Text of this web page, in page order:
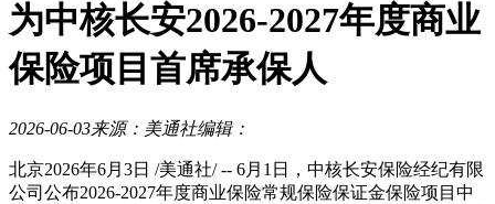
为中核长安2026-2027年度商业
保险项目首席承保人
2026-06-03来源：美通社编辑：
北京2026年6月3日 /美通社/ -- 6月1日，中核长安保险经纪有限
公司公布2026-2027年度商业保险常规保险保证金保险项目中